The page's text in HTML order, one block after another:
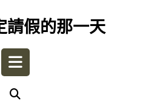
請假的那一天
Open